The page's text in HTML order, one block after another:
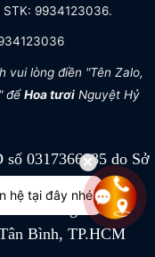
9934123036.
vui lòng điền "Tên Zalo,
đểHoa tươiNguyệt Hỷ
0317366885 do Sở
04/07/2022
Khang Phan
Bình, TP.HCM
hệ tại đây nhé